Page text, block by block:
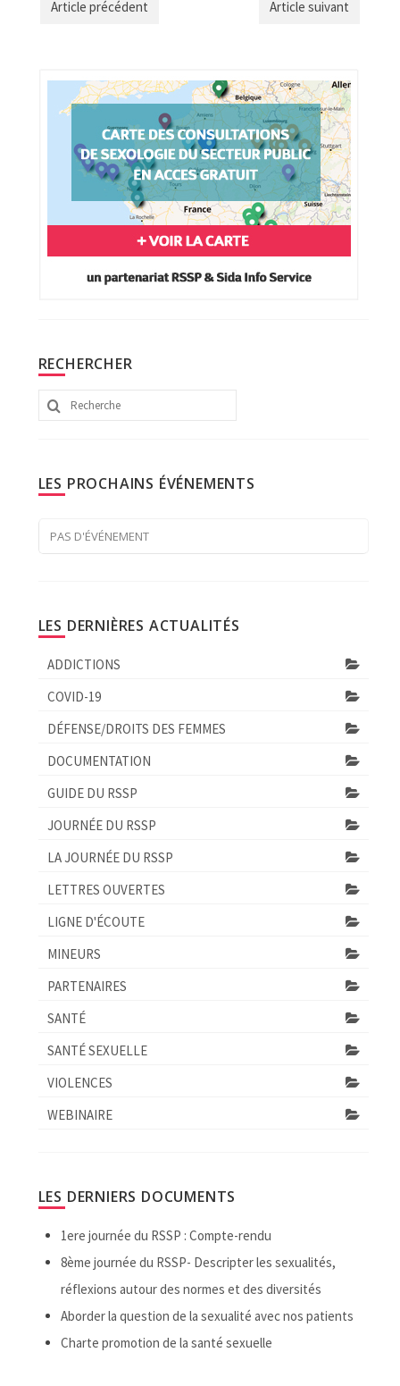
Article précédent Article suivant
RECHERCHER
Rechercher
:
LES PROCHAINS ÉVÉNEMENTS
PAS D'ÉVÉNEMENT
LES DERNIÈRES ACTUALITÉS
ADDICTIONS
COVID-19
DÉFENSE/DROITS DES FEMMES
DOCUMENTATION
GUIDE DU RSSP
JOURNÉE DU RSSP
LA JOURNÉE DU RSSP
LETTRES OUVERTES
LIGNE D'ÉCOUTE
MINEURS
PARTENAIRES
SANTÉ
SANTÉ SEXUELLE
VIOLENCES
WEBINAIRE
LES DERNIERS DOCUMENTS
1ere journée du RSSP : Compte-rendu
8ème journée du RSSP- Descripter les sexualités,
réflexions autour des normes et des diversités
Aborder la question de la sexualité avec nos patients
Charte promotion de la santé sexuelle